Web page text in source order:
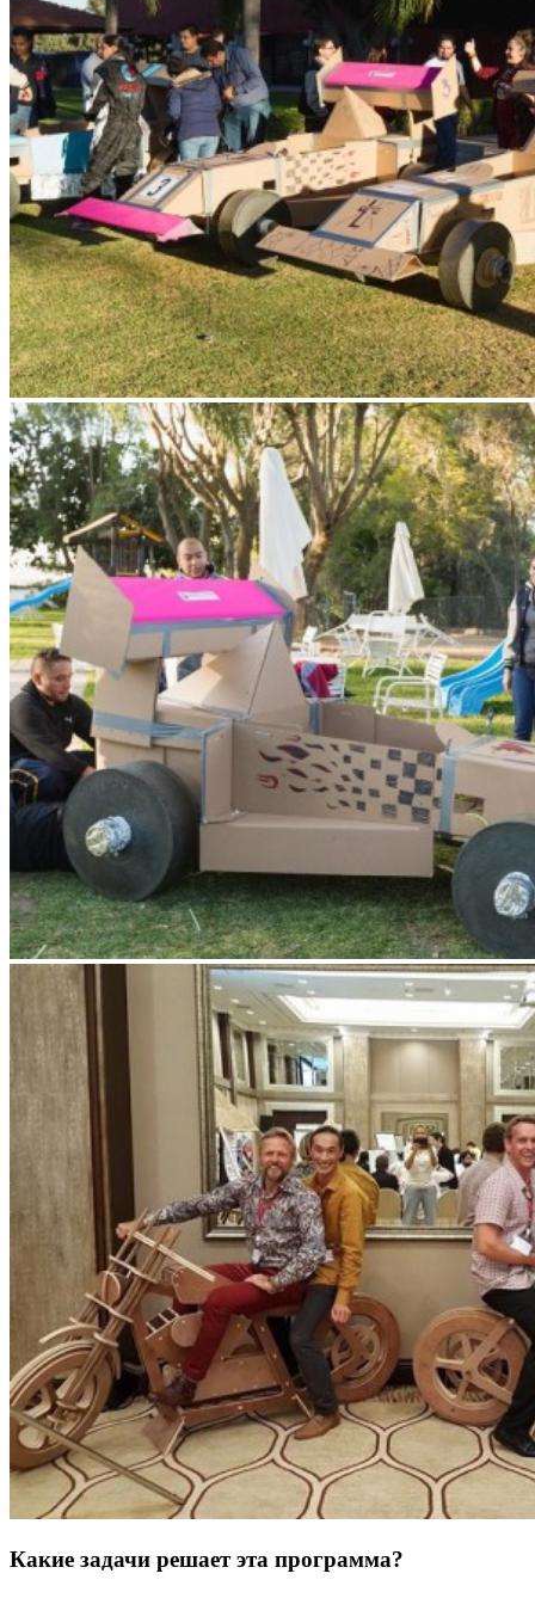
Какие задачи решает эта программа?